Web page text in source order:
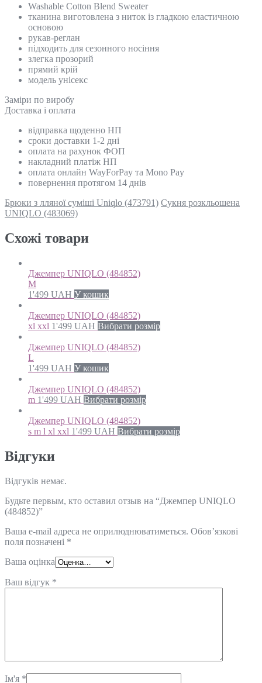
Washable Cotton Blend Sweater
тканина виготовлена з ниток із гладкою еластичною
основою
рукав-реглан
підходить для сезонного носіння
злегка прозорий
прямий крій
модель унісекс
Замiри по виробу
Доставка і оплата
відправка щоденно НП
сроки доставки 1-2 дні
оплата на рахунок ФОП
накладний платіж НП
оплата онлайн WayForPay та Mono Pay
повернення протягом 14 днів
Брюки з лляної суміші Uniqlo (473791) Сукня розкльошена
UNIQLO (483069)
Схожi товари
Джемпер UNIQLO (484852)
M
1'499 UAH У кошик
Джемпер UNIQLO (484852)
xl xxl 1'499 UAH Вибрати розмір
Джемпер UNIQLO (484852)
L
1'499 UAH У кошик
Джемпер UNIQLO (484852)
m 1'499 UAH Вибрати розмір
Джемпер UNIQLO (484852)
s m l xl xxl 1'499 UAH Вибрати розмір
Відгуки
Відгуків немає.
Будьте первым, кто оставил отзыв на “Джемпер UNIQLO
(484852)”
Ваша e-mail адреса не оприлюднюватиметься. Обов’язкові
поля позначені *
Ваша оцінка
Ваш відгук *
Ім'я *